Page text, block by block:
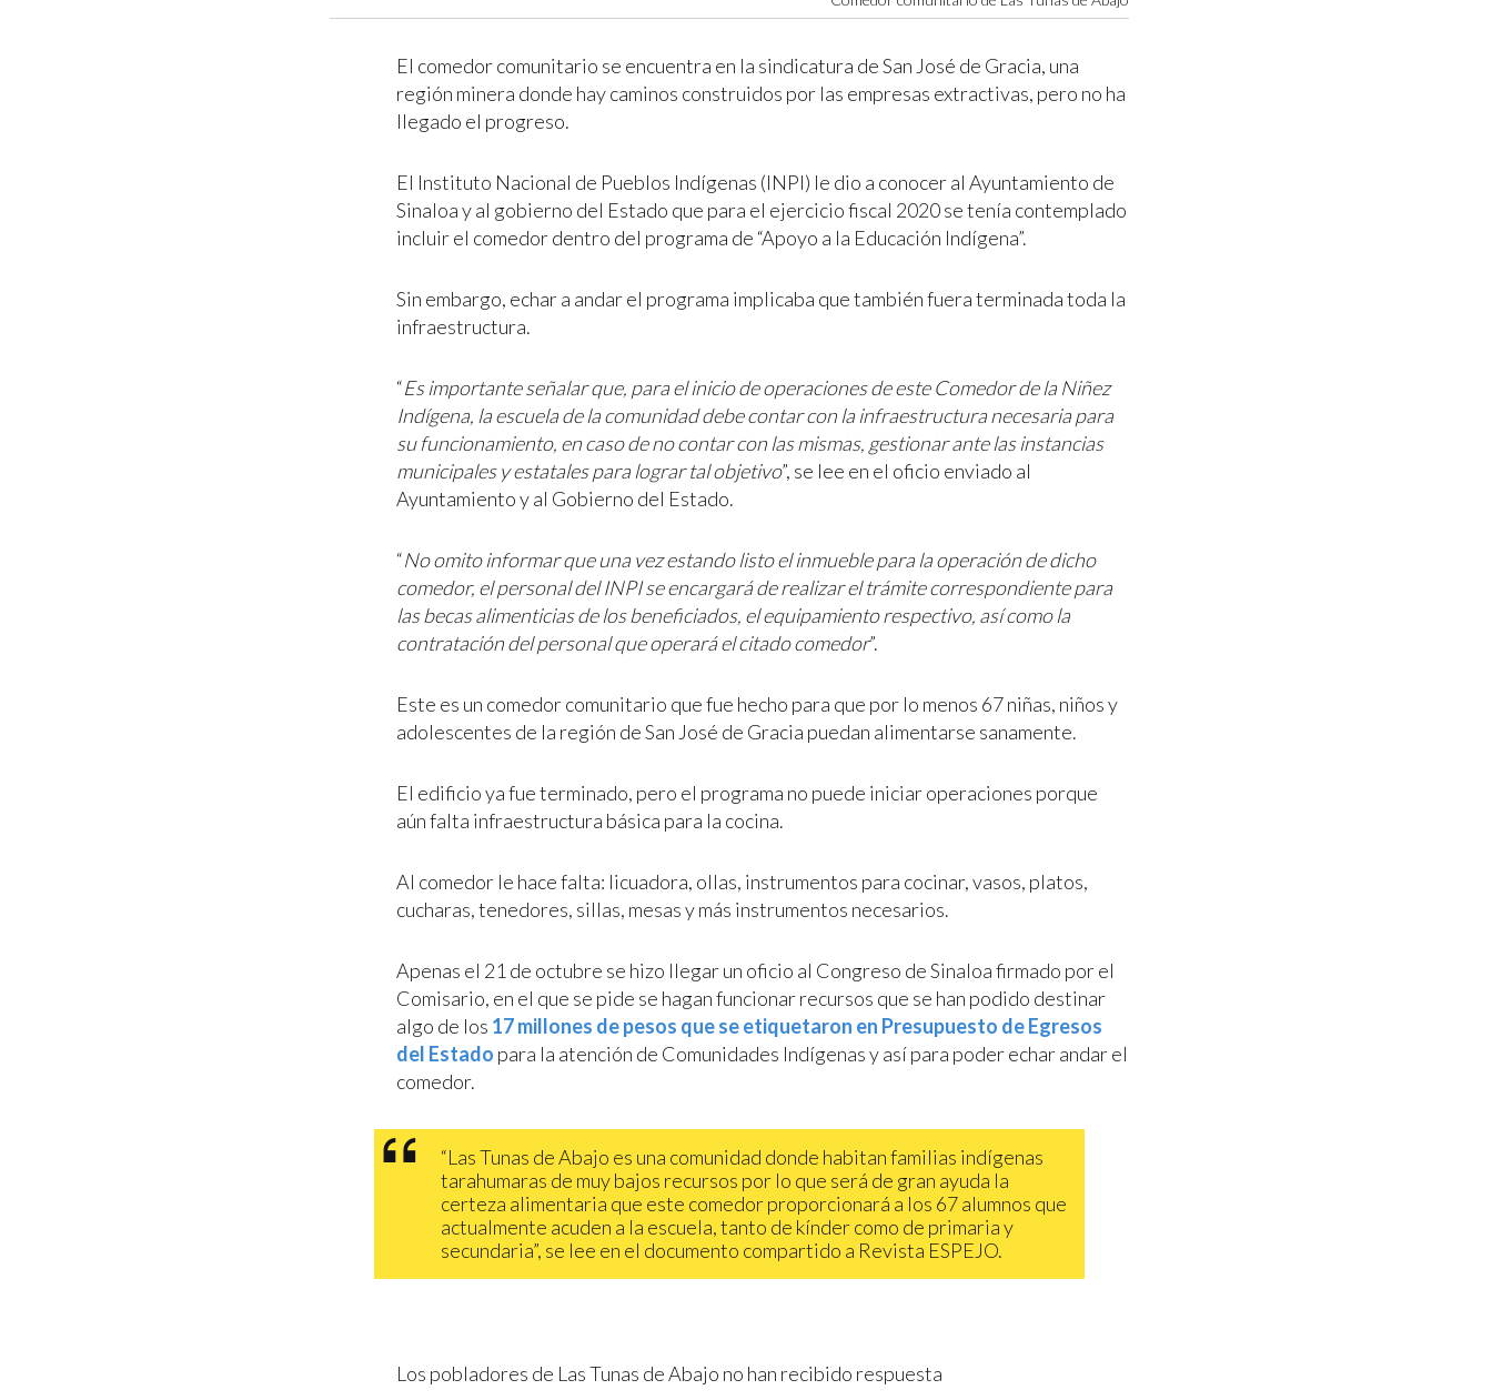
El comedor comunitario se encuentra en la sindicatura de San José de Gracia, una
región minera donde hay caminos construidos por las empresas extractivas, pero no ha
llegado el progreso.
El Instituto Nacional de Pueblos Indígenas (INPI) le dio a conocer al Ayuntamiento de
Sinaloa y al gobierno del Estado que para el ejercicio fiscal 2020 se tenía contemplado
incluir el comedor dentro del programa de “Apoyo a la Educación Indígena”.
Sin embargo, echar a andar el programa implicaba que también fuera terminada toda la
infraestructura.
“Es importante señalar que, para el inicio de operaciones de este Comedor de la Niñez
Indígena, la escuela de la comunidad debe contar con la infraestructura necesaria para
su funcionamiento, en caso de no contar con las mismas, gestionar ante las instancias
municipales y estatales para lograr tal objetivo”, se lee en el oficio enviado al
Ayuntamiento y al Gobierno del Estado.
“No omito informar que una vez estando listo el inmueble para la operación de dicho
comedor, el personal del INPI se encargará de realizar el trámite correspondiente para
las becas alimenticias de los beneficiados, el equipamiento respectivo, así como la
contratación del personal que operará el citado comedor”.
Este es un comedor comunitario que fue hecho para que por lo menos 67 niñas, niños y
adolescentes de la región de San José de Gracia puedan alimentarse sanamente.
El edificio ya fue terminado, pero el programa no puede iniciar operaciones porque
aún falta infraestructura básica para la cocina.
Al comedor le hace falta: licuadora, ollas, instrumentos para cocinar, vasos, platos,
cucharas, tenedores, sillas, mesas y más instrumentos necesarios.
Apenas el 21 de octubre se hizo llegar un oficio al Congreso de Sinaloa firmado por el
Comisario, en el que se pide se hagan funcionar recursos que se han podido destinar
algo de los 17 millones de pesos que se etiquetaron en Presupuesto de Egresos
del Estado para la atención de Comunidades Indígenas y así para poder echar andar el
comedor.
“​​Las Tunas de Abajo es una comunidad donde habitan familias indígenas
tarahumaras de muy bajos recursos por lo que será de gran ayuda la
certeza alimentaria que este comedor proporcionará a los 67 alumnos que
actualmente acuden a la escuela, tanto de kínder como de primaria y
secundaria”, se lee en el documento compartido a Revista ESPEJO.
Los pobladores de Las Tunas de Abajo no han recibido respuesta